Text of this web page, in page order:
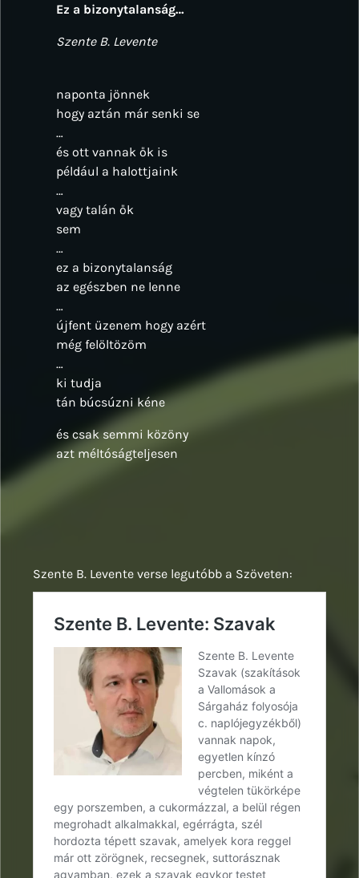
Ez a bizonytalanság…
Szente B. Levente
naponta jönnek
hogy aztán már senki se
…
és ott vannak ők is
például a halottjaink
…
vagy talán ők
sem
…
ez a bizonytalanság
az egészben ne lenne
…
újfent üzenem hogy azért
még felöltözöm
…
ki tudja
tán búcsúzni kéne
és csak semmi közöny
azt méltóságteljesen
Szente B. Levente verse legutóbb a Szöveten: